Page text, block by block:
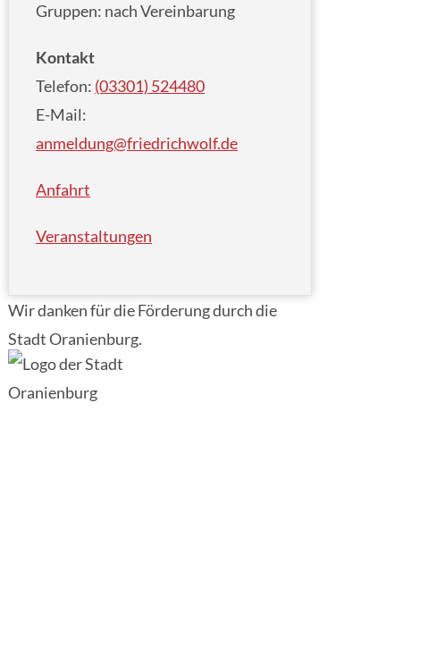
Gruppen: nach Vereinbarung
Kontakt
Telefon: (03301) 524480
E-Mail:
anmeldung@friedrichwolf.de
Anfahrt
Veranstaltungen
Wir danken für die Förderung durch die
Stadt Oranienburg.